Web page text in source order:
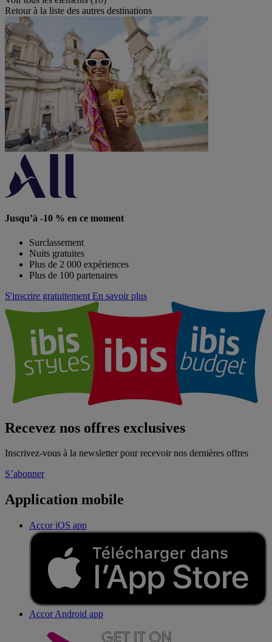
Retour à la liste des autres destinations
Jusqu’à -10 % en ce moment
Surclassement
Nuits gratuites
Plus de 2 000 expériences
Plus de 100 partenaires
S'inscrire gratuitement En savoir plus
Recevez nos offres exclusives
Inscrivez-vous à la newsletter pour recevoir nos dernières offres
S’abonner
Application mobile
Accor iOS app
Accor Android app